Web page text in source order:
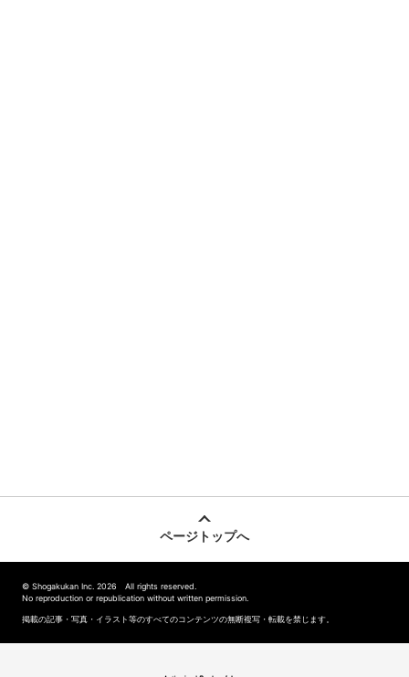
ページトップへ
© Shogakukan Inc. 2026 All rights reserved.
No reproduction or republication without written permission.
掲載の記事・写真・イラスト等のすべてのコンテンツの無断複写・転載を禁じます。